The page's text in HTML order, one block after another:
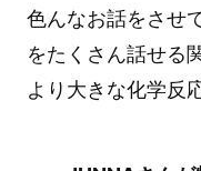
色んなお話をさせ
をたくさん話せる
より大きな化学反